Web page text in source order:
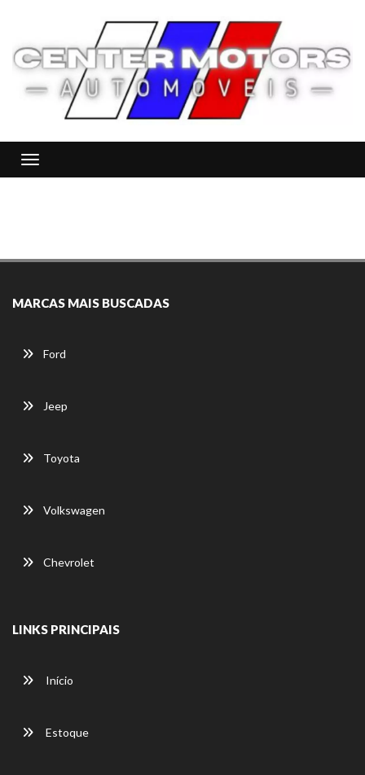
Toggle navigation
MARCAS MAIS BUSCADAS
Ford
Jeep
Toyota
Volkswagen
Chevrolet
LINKS PRINCIPAIS
Início
Estoque